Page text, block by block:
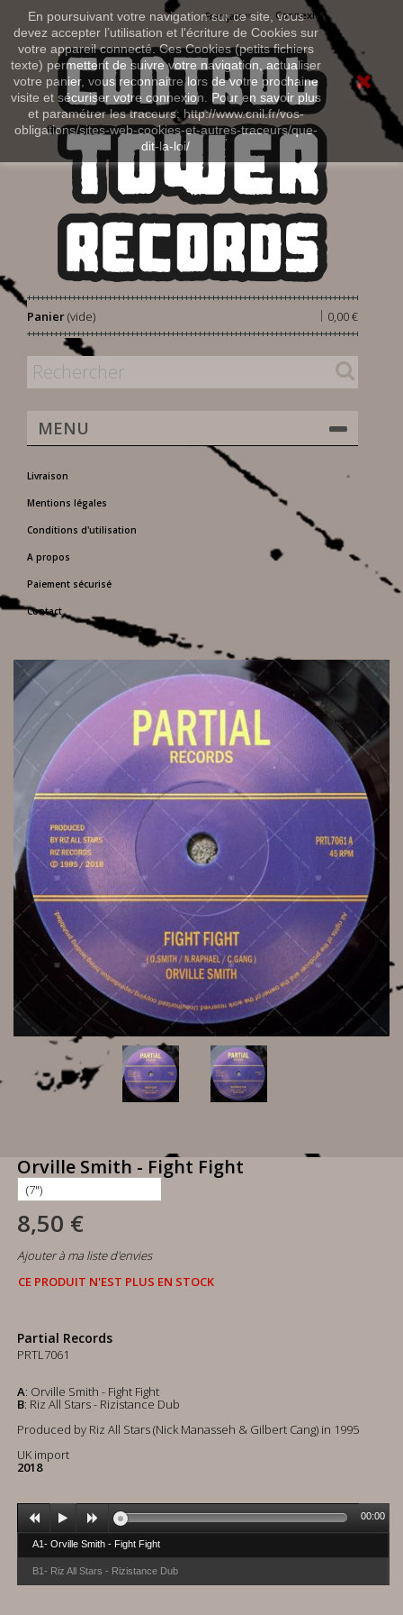
En poursuivant votre navigation sur ce site, vous
devez accepter l’utilisation et l'écriture de Cookies sur
votre appareil connecté. Ces Cookies (petits fichiers
texte) permettent de suivre votre navigation, actualiser
votre panier, vous reconnaitre lors de votre prochaine
visite et sécuriser votre connexion. Pour en savoir plus
et paramétrer les traceurs: http://www.cnil.fr/vos-
obligations/sites-web-cookies-et-autres-traceurs/que-
dit-la-loi/
Connexion
Français
Panier 0,00 €
|
(vide)
MENU
Livraison
Mentions légales
Conditions d'utilisation
A propos
Paiement sécurisé
Contact
Orville Smith - Fight Fight
8,50 €
Ajouter à ma liste d'envies
CE PRODUIT N'EST PLUS EN STOCK
Partial Records
PRTL7061
A: Orville Smith - Fight Fight
B: Riz All Stars - Rizistance Dub
Produced by Riz All Stars (Nick Manasseh & Gilbert Cang) in 1995
UK import
2018
A1- Orville Smith - Fight Fight
B1- Riz All Stars - Rizistance Dub
00:00